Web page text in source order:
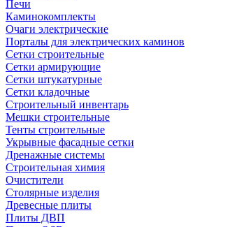
Печи
Каминокомплекты
Очаги электрические
Порталы для электрических каминов
Сетки строительные
Сетки армирующие
Сетки штукатурные
Сетки кладочные
Строительный инвентарь
Мешки строительные
Тенты строительные
Укрывные фасадные сетки
Дренажные системы
Строительная химия
Очистители
Столярные изделия
Древесные плиты
Плиты ДВП